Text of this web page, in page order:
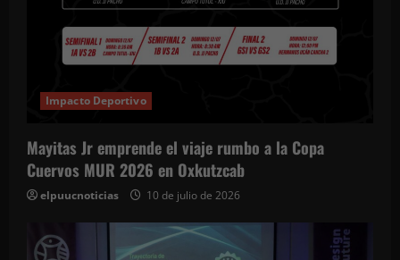
Impacto Deportivo
Mayitas Jr emprende el viaje rumbo a la Copa
Cuervos MUR 2026 en Oxkutzcab
elpuucnoticias 10 de julio de 2026